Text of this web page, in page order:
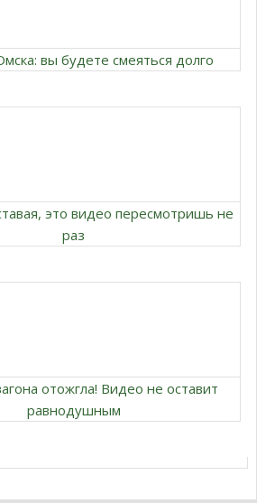
вы будете смеяться долго
это видео пересмотришь не
раз
отожгла! Видео не оставит
равнодушным